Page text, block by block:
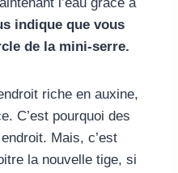
indique que vous
de la mini-serre.
riche en auxine,
C’est pourquoi des
Mais, c’est
la nouvelle tige, si